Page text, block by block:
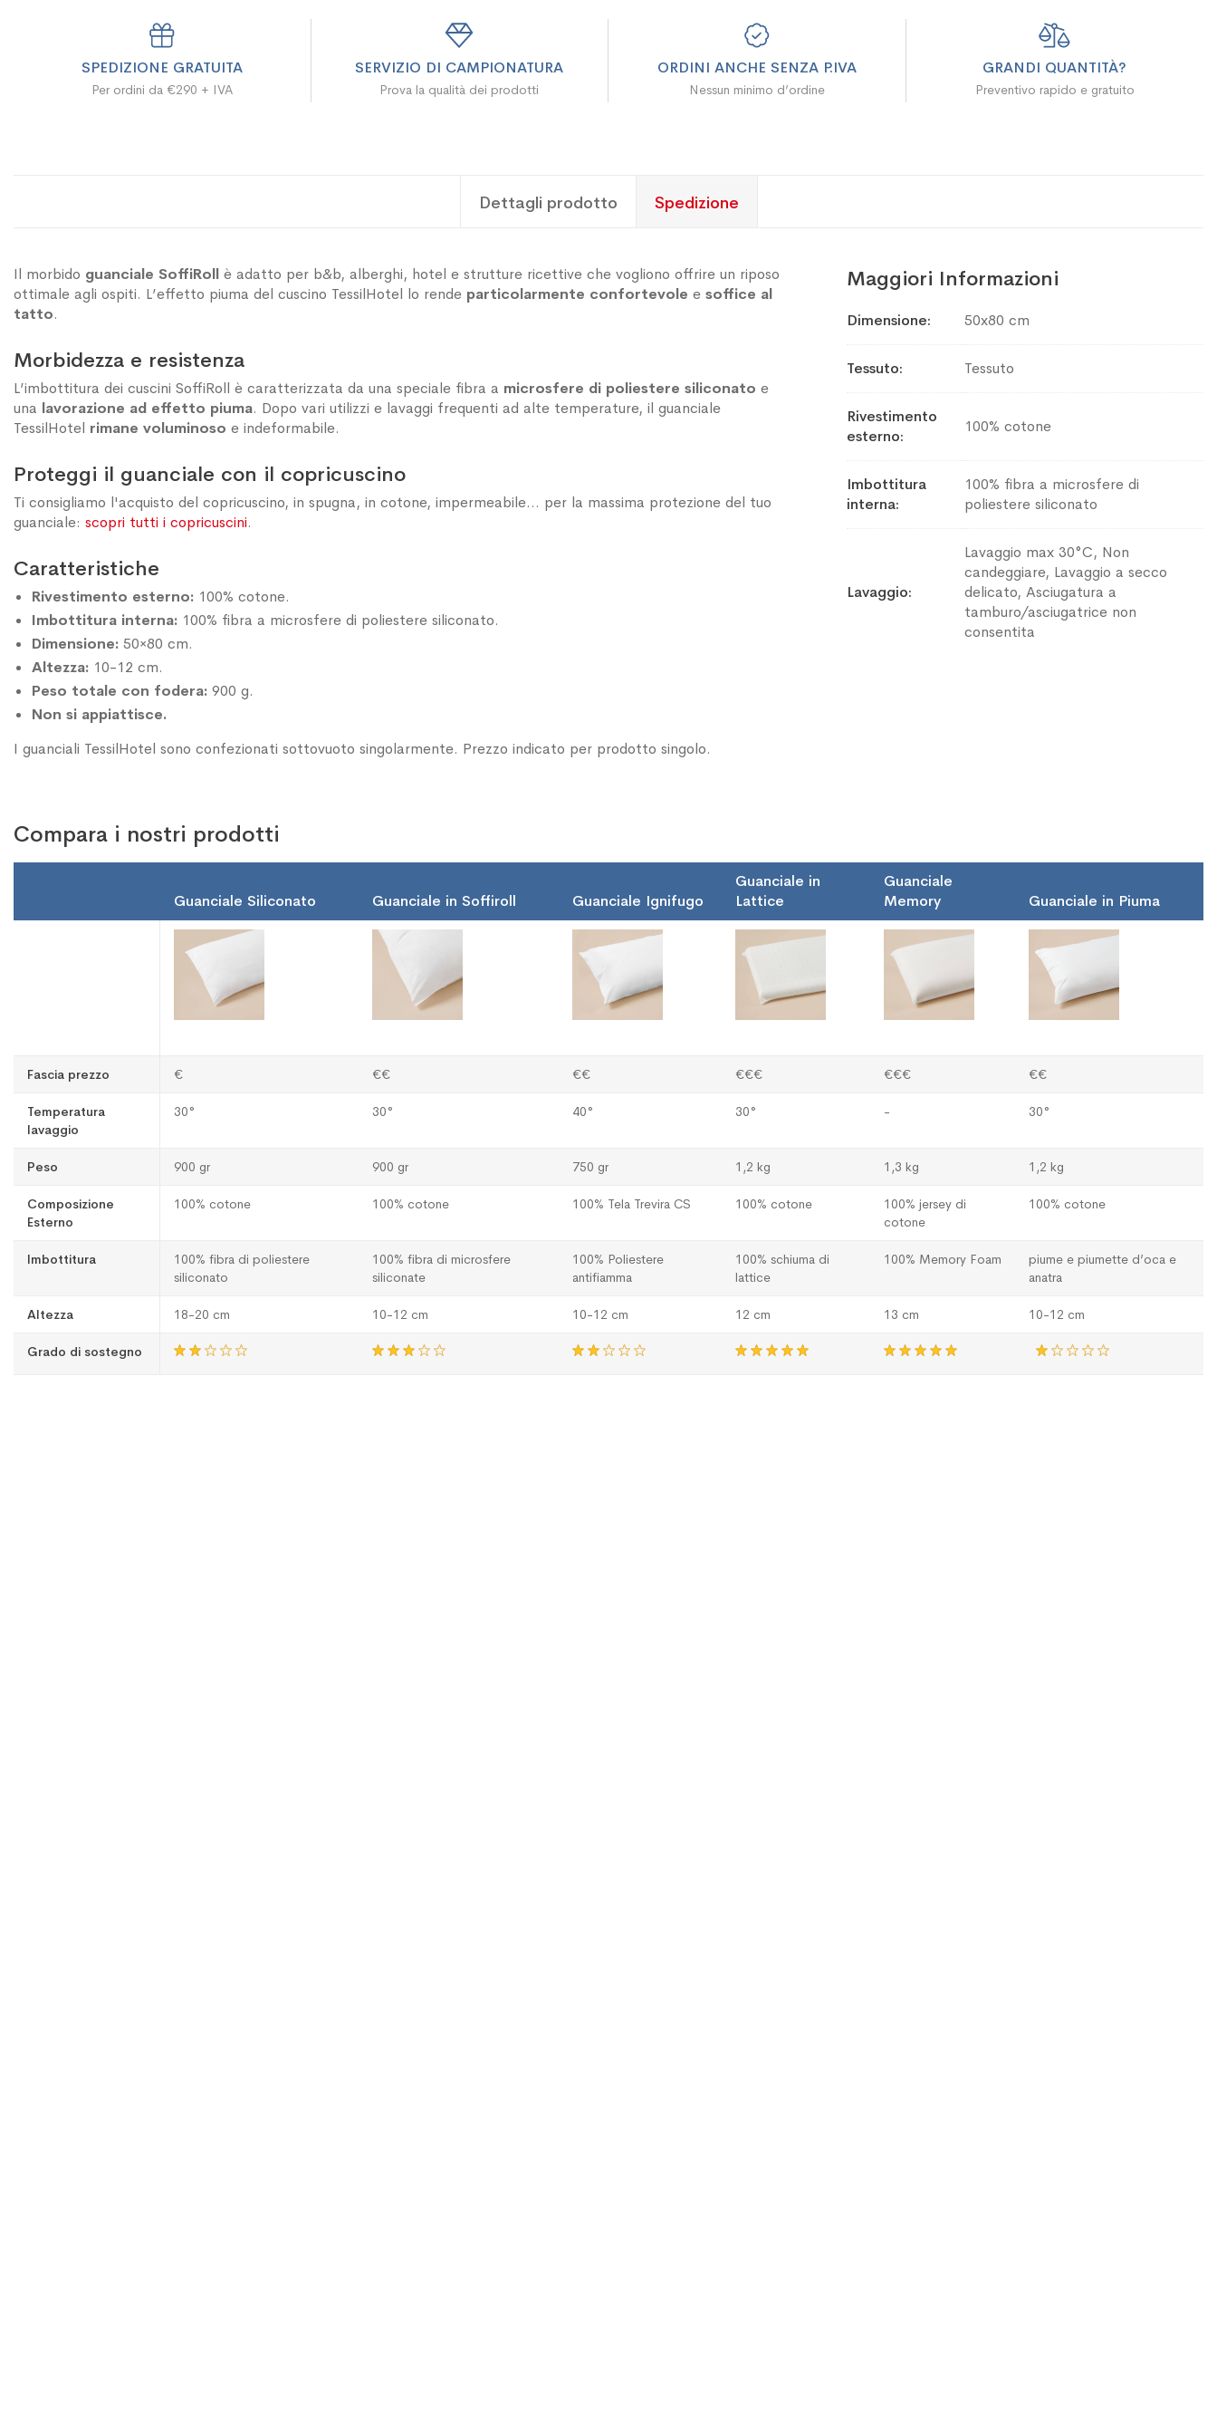
SPEDIZIONE GRATUITA
Per ordini da €290 + IVA
SERVIZIO DI CAMPIONATURA
Prova la qualità dei prodotti
ORDINI ANCHE SENZA P.IVA
Nessun minimo d’ordine
GRANDI QUANTITÀ?
Preventivo rapido e gratuito
Dettagli prodotto
Il morbido guanciale SoffiRoll è adatto per b&b, alberghi, hotel e strutture ricettive che vogliono offrire un riposo
ottimale agli ospiti. L’effetto piuma del cuscino TessilHotel lo rende particolarmente confortevole e soffice al
tatto.
Morbidezza e resistenza
L’imbottitura dei cuscini SoffiRoll è caratterizzata da una speciale fibra a microsfere di poliestere siliconato e
una lavorazione ad effetto piuma. Dopo vari utilizzi e lavaggi frequenti ad alte temperature, il guanciale
TessilHotel rimane voluminoso e indeformabile.
Proteggi il guanciale con il copricuscino
Ti consigliamo l'acquisto del copricuscino, in spugna, in cotone, impermeabile... per la massima protezione del tuo
guanciale: scopri tutti i copricuscini.
Caratteristiche
Rivestimento esterno: 100% cotone.
Imbottitura interna: 100% fibra a microsfere di poliestere siliconato.
Dimensione: 50×80 cm.
Altezza: 10-12 cm.
Peso totale con fodera: 900 g.
Non si appiattisce.
I guanciali TessilHotel sono confezionati sottovuoto singolarmente. Prezzo indicato per prodotto singolo.
Maggiori Informazioni
Informazioni
Dimensione 50x80 cm
Tessuto Tessuto
Rivestimento
esterno
100% cotone
Imbottitura
interna
100% fibra a microsfere di
poliestere siliconato
Lavaggio
Lavaggio max 30°C, Non
candeggiare, Lavaggio a secco
delicato, Asciugatura a
tamburo/asciugatrice non
consentita
Spedizione
Compara i nostri prodotti
Guanciale Siliconato Guanciale in Soffiroll Guanciale Ignifugo
Guanciale in
Lattice
Guanciale
Memory
Guanciale in Piuma
Fascia prezzo € €€ €€ €€€ €€€ €€
Temperatura
lavaggio
30° 30° 40° 30° - 30°
Peso 900 gr 900 gr 750 gr 1,2 kg 1,3 kg 1,2 kg
Composizione
Esterno
100% cotone 100% cotone 100% Tela Trevira CS 100% cotone
100% jersey di
cotone
100% cotone
Imbottitura
100% fibra di poliestere
siliconato
100% fibra di microsfere
siliconate
100% Poliestere
antifiamma
100% schiuma di
lattice
100% Memory Foam
piume e piumette d’oca e
anatra
Altezza 18-20 cm 10-12 cm 10-12 cm 12 cm 13 cm 10-12 cm
Grado di sostegno